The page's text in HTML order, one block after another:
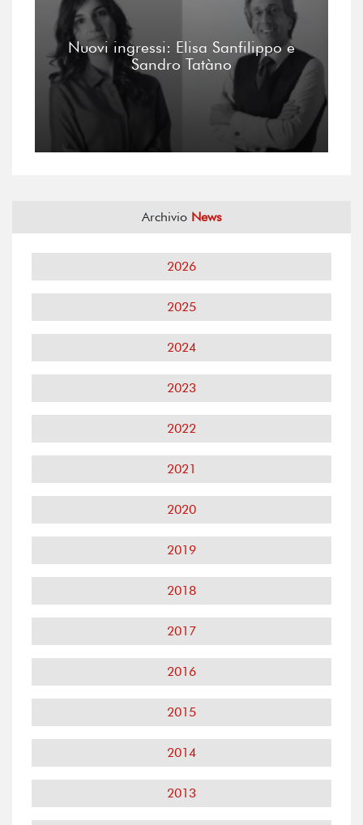
Nuovi ingressi: Elisa Sanfilippo e
Sandro Tatàno
Archivio News
2026
2025
2024
2023
2022
2021
2020
2019
2018
2017
2016
2015
2014
2013